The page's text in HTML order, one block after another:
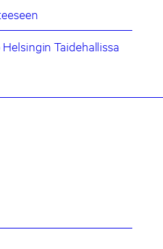
Taidehallissa